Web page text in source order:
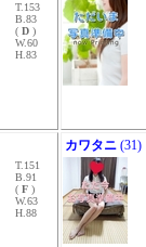
T.153
B.83
( D )
W.60
H.83
T.151
B.91
( F )
W.63
H.88
カワタニ (31)